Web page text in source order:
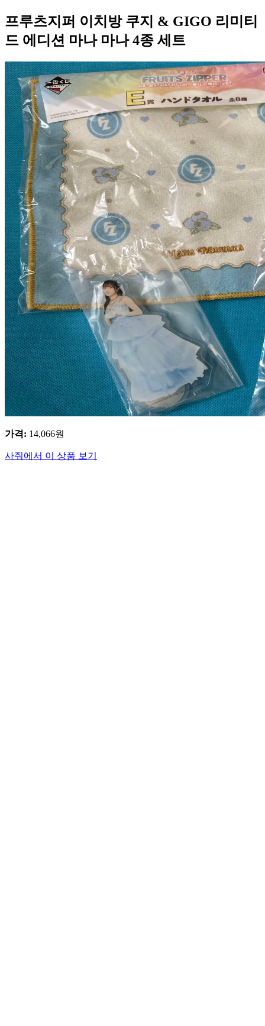
프루츠지퍼 이치방 쿠지 & GIGO 리미티
드 에디션 마나 마나 4종 세트
가격: 14,066원
사줘에서 이 상품 보기